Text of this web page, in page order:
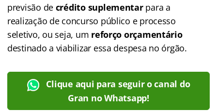
previsão de crédito suplementarpara a
realização de concurso público e processo
seletivo, ou seja, um reforço orçamentário
destinado a viabilizar essa despesa no órgão.
Clique aqui para seguir o canal do
Gran no Whatsapp!